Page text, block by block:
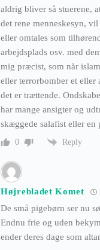
aldrig bliver så stuerene,
det rene menneskesyn,
eller omtales som
arbejdsplads osv. med
mig præcist, som når
eller terrorbomber et eller
det er trættende.
har mange ansigter og
skæggede salafist eller en
0 Reply
Højrebladet Komet
De små pigebørn ser nu
Endnu frie og uden
ender deres dage som